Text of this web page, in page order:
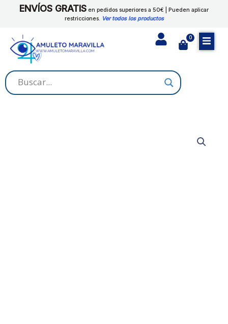
ENVÍOS GRATIS en pedidos superiores a 50€ | Pueden aplicar
restricciones. Ver todos los productos
0
Cart